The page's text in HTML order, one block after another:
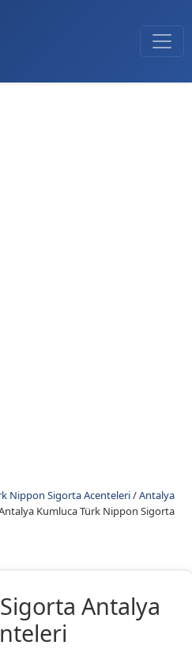
Nippon Sigorta Acenteleri/Antalya
Kumluca Türk Nippon Sigorta
Antalya